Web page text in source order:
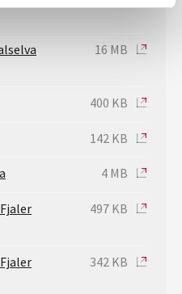
16 MB
400 KB
142 KB
4 MB
497 KB
342 KB